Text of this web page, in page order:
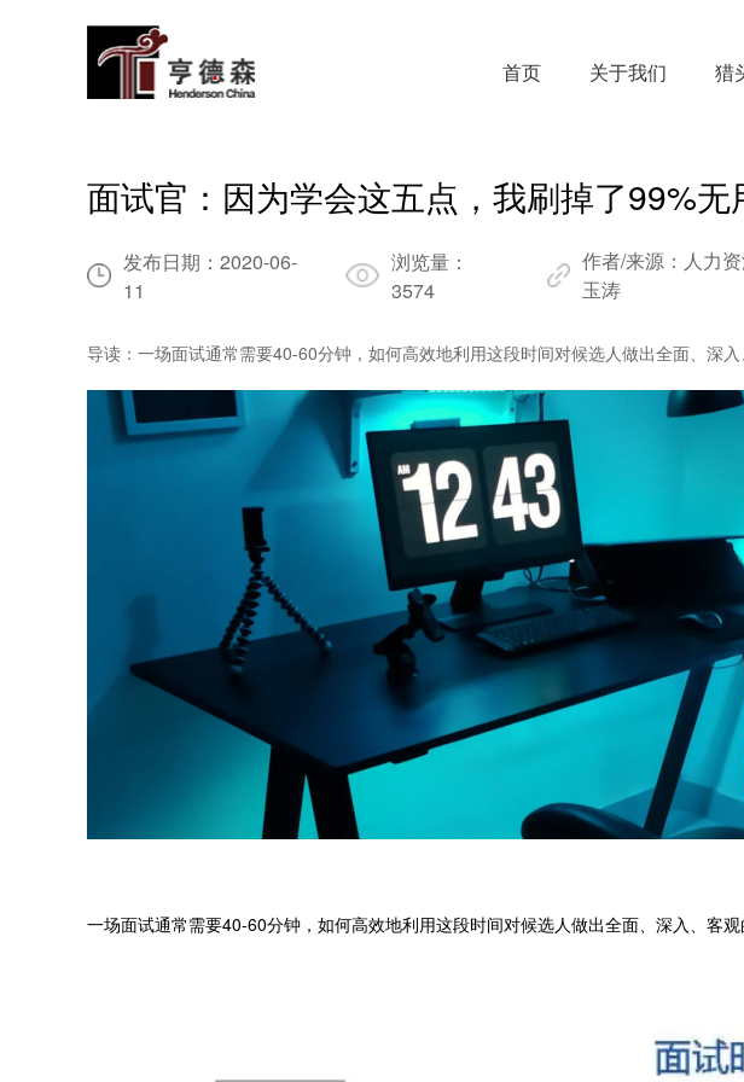
首页 关于我们 猎
面试官：因为学会这五点，我刷掉了99%无
发布日期： 2020-06-
11
浏览量：
3574
作者/来源： 人力
玉涛
导读：一场面试通常需要40-60分钟，如何高效地利用这段时间对候选人做出全面、深入
一场面试通常需要40-60分钟，如何高效地利用这段时间对候选人做出全面、深入、客观